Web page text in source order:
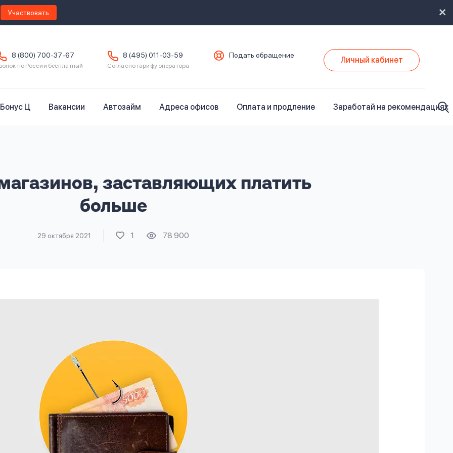
Участвовать
8 (800) 700-37-67
по России бесплатный
8 (495) 011-03-59
Согласно тарифу оператора
Подать обращение Личный кабинет
Бонус Ц Вакансии Автозайм Адреса офисов Оплата и продление Заработай на рекомендациях
заставляющих платить
больше
29 октября 2021 1 78 900